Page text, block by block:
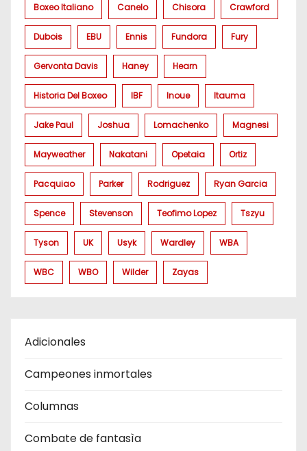
Boxeo Italiano Canelo Chisora Crawford
Dubois EBU Ennis Fundora Fury
Gervonta Davis Haney Hearn
Historia Del Boxeo IBF Inoue Itauma
Jake Paul Joshua Lomachenko Magnesi
Mayweather Nakatani Opetaia Ortiz
Pacquiao Parker Rodriguez Ryan Garcia
Spence Stevenson Teofimo Lopez Tszyu
Tyson UK Usyk Wardley WBA
WBC WBO Wilder Zayas
Adicionales
Campeones inmortales
Columnas
Combate de fantasìa